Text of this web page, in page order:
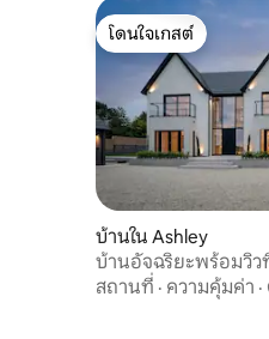
โดนใจเกสต์
โดนใจเกสต์
บ้านใน Ashley
บ้านอัจฉริยะพร้อมวิ
สถานที่ · ความคุ้มค่า ·